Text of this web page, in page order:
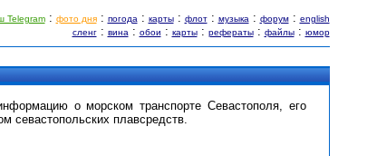
Telegram: фото дня: погода: карты: флот: музыка: форум: english
сленг: вина: обои : карты: рефераты: файлы: юмор
о морском транспорте Севастополя, его
севастопольских плавсредств.